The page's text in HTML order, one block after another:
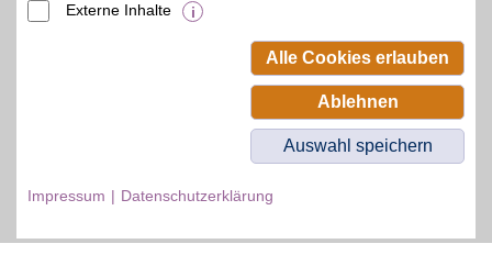
Externe Inhalte
Alle Cookies erlauben
Ablehnen
Auswahl speichern
Impressum Datenschutzerklärung